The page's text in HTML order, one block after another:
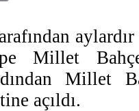
Millet
Millet
açıldı.